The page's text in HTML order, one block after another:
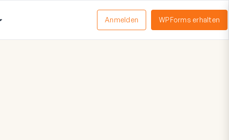
umschalten
Anmelden WPForms erhalten